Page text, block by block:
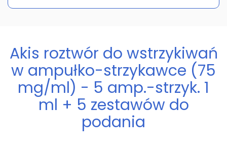
Akis roztwór do wstrzykiwań
w ampułko-strzykawce (75
mg/ml) - 5 amp.-strzyk. 1
ml + 5 zestawów do
podania